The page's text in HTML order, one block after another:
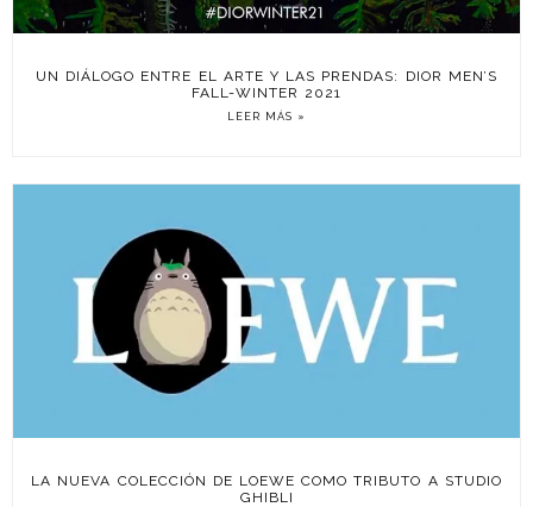
UN DIÁLOGO ENTRE EL ARTE Y LAS PRENDAS: DIOR MEN’S
FALL-WINTER 2021
LEER MÁS »
LA NUEVA COLECCIÓN DE LOEWE COMO TRIBUTO A STUDIO
GHIBLI